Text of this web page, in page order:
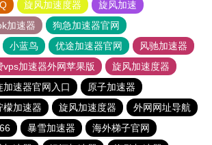
旋风加速度器
旋风加速
加速器
狗急加速器官网
小蓝鸟 优途加速器官网
风驰加速器
vps加速器外网苹果版
旋风加速度器
加速器官网入口
原子加速器
檬加速器 旋风加速度器
外网网址导航
暴雪加速器
海外梯子官网